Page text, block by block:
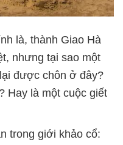
là, thành Giao Hà
nhưng tại sao một
được chôn ở đây?
Hay là một cuộc giết
trong giới khảo cổ: